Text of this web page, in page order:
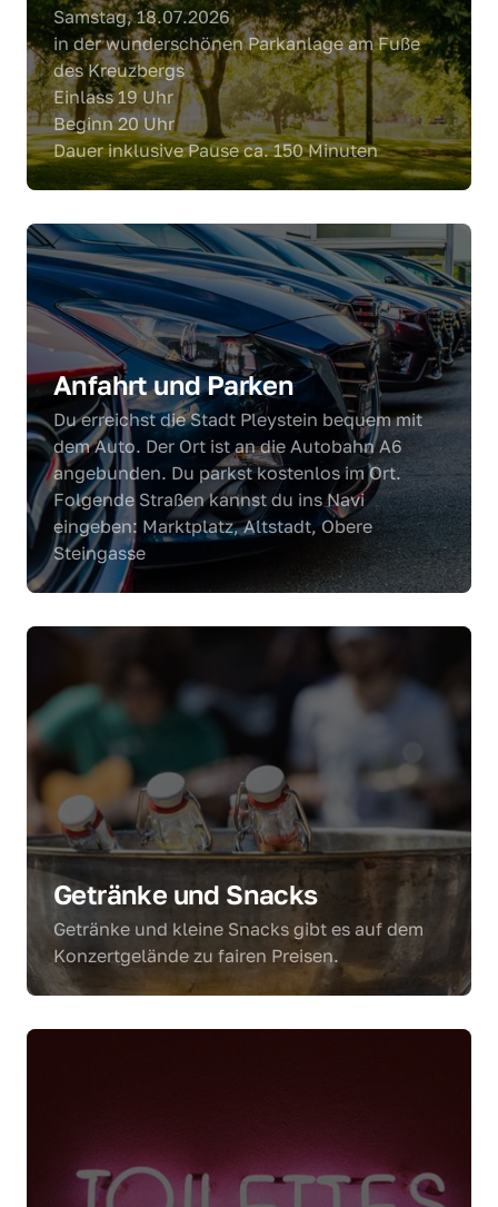
Samstag, 18.07.2026
in der wunderschönen Parkanlage am Fuße
des Kreuzbergs
Einlass 19 Uhr
Beginn 20 Uhr
Dauer inklusive Pause ca. 150 Minuten
Anfahrt und Parken
Du erreichst die Stadt Pleystein bequem mit
dem Auto. Der Ort ist an die Autobahn A6
angebunden. Du parkst kostenlos im Ort.
Folgende Straßen kannst du ins Navi
eingeben: Marktplatz, Altstadt, Obere
Steingasse
Getränke und Snacks
Getränke und kleine Snacks gibt es auf dem
Konzertgelände zu fairen Preisen.